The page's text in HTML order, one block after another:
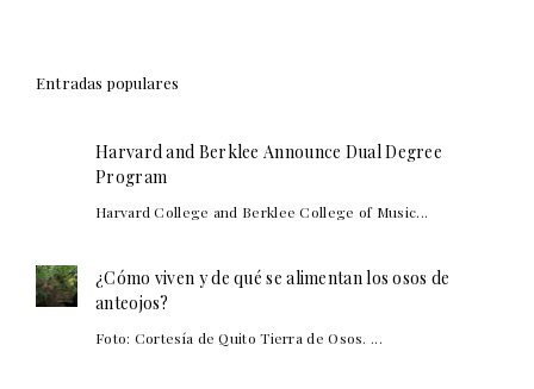
Entradas populares
Harvard and Berklee Announce Dual Degree
Program
Harvard College and Berklee College of Music...
¿Cómo viven y de qué se alimentan los osos de
anteojos?
Foto: Cortesía de Quito Tierra de Osos. ...